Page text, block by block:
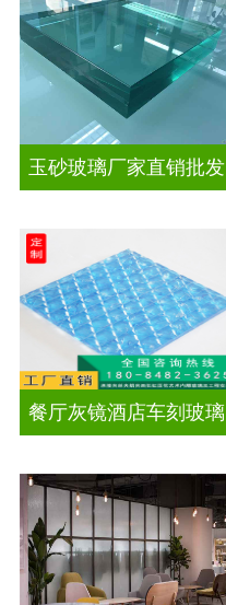
玉砂玻璃厂家直销批发
餐厅灰镜酒店车刻玻璃